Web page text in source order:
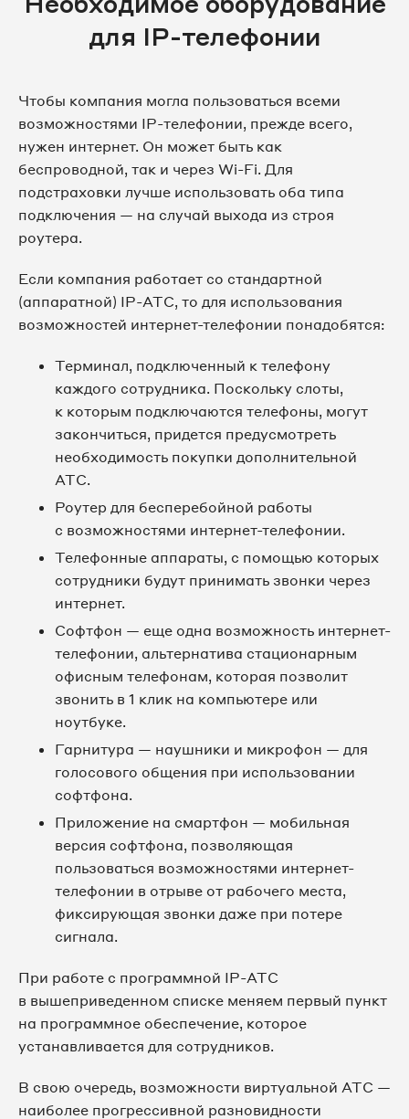
для IP-телефонии
Чтобы компания могла пользоваться всеми
возможностями IP-телефонии, прежде всего,
нужен интернет. Он может быть как
беспроводной, так и через Wi-Fi. Для
подстраховки лучше использовать оба типа
подключения — на случай выхода из строя
роутера.
Если компания работает со стандартной
(аппаратной) IP-АТС, то для использования
возможностей интернет-телефонии понадобятся:
Терминал, подключенный к телефону
каждого сотрудника. Поскольку слоты,
к которым подключаются телефоны, могут
закончиться, придется предусмотреть
необходимость покупки дополнительной
АТС.
Роутер для бесперебойной работы
с возможностями интернет-телефонии.
Телефонные аппараты, с помощью которых
сотрудники будут принимать звонки через
интернет.
Софтфон — еще одна возможность интернет-
телефонии, альтернатива стационарным
офисным телефонам, которая позволит
звонить в 1 клик на компьютере или
ноутбуке.
Гарнитура — наушники и микрофон — для
голосового общения при использовании
софтфона.
Приложение на смартфон — мобильная
версия софтфона, позволяющая
пользоваться возможностями интернет-
телефонии в отрыве от рабочего места,
фиксирующая звонки даже при потере
сигнала.
При работе с программной IP-АТС
в вышеприведенном списке меняем первый пункт
на программное обеспечение, которое
устанавливается для сотрудников.
В свою очередь, возможности виртуальной АТС —
наиболее прогрессивной разновидности